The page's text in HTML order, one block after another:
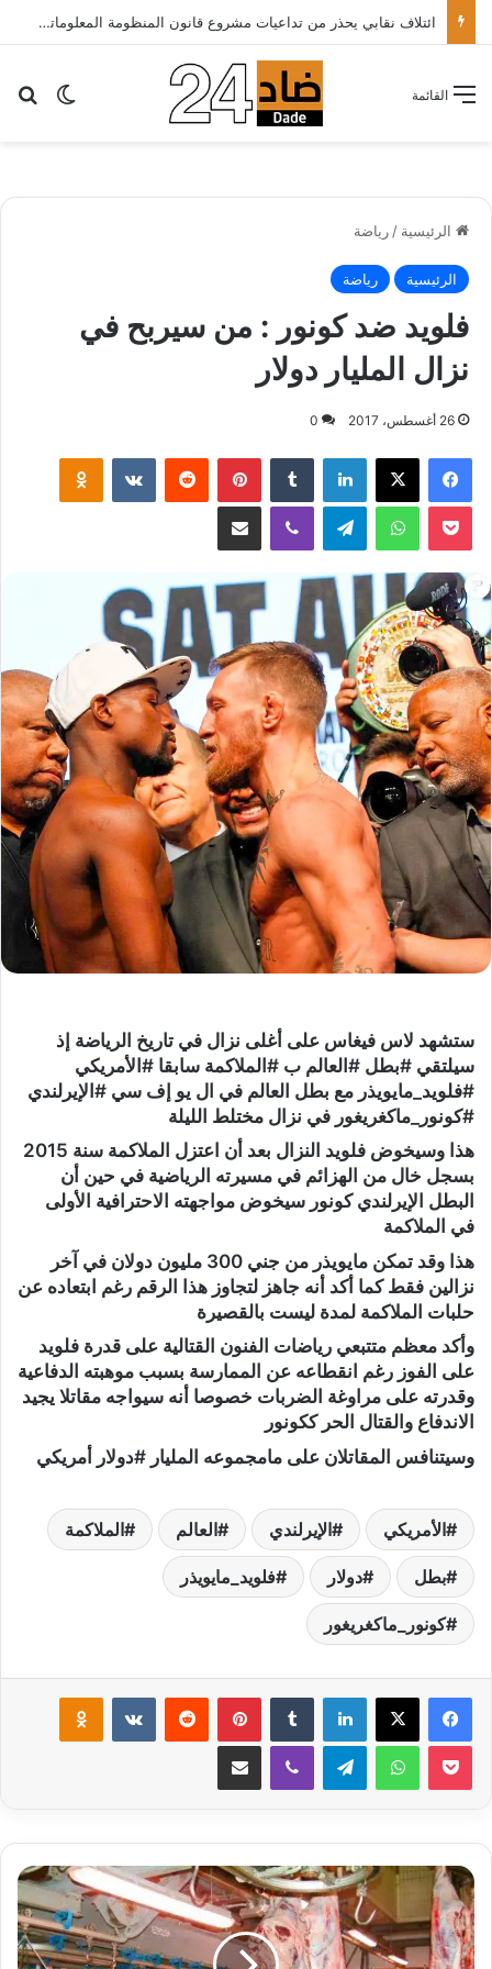
ائتلاف نقابي يحذر من تداعيات مشروع قانون المنظومة المعلوماتية الصحية ويدعو الحكومة إلى إعادة النظر فيه..
الوضع القائمة
الرئيسية / رياضة
الرئيسية رياضة
فلويد ضد كونور : من سيربح في
نزال المليار دولار
26 أغسطس، 2017 0
لينكدإن بينتيريست
واتساب
ستشهد لاس فيغاس على أغلى نزال في تاريخ الرياضة إذ
سيلتقي #بطل #العالم ب #الملاكمة سابقا #الأمريكي
#فلويد_مايويذر مع بطل العالم في ال يو إف سي #الإيرلندي
#كونور_ماكغريغور في نزال مختلط الليلة
هذا وسيخوض فلويد النزال بعد أن اعتزل الملاكمة سنة 2015
بسجل خال من الهزائم في مسيرته الرياضية في حين أن
البطل الإيرلندي كونور سيخوض مواجهته الاحترافية الأولى
في الملاكمة
هذا وقد تمكن مايويذر من جني 300 مليون دولان في آخر
نزالين فقط كما أكد أنه جاهز لتجاوز هذا الرقم رغم ابتعاده عن
حلبات الملاكمة لمدة ليست بالقصيرة
وأكد معظم متتبعي رياضات الفنون القتالية على قدرة فلويد
على الفوز رغم انقطاعه عن الممارسة بسبب موهبته الدفاعية
وقدرته على مراوغة الضربات خصوصا أنه سيواجه مقاتلا يجيد
الاندفاع والقتال الحر ككونور
وسيتنافس المقاتلان على مامجموعه المليار #دولار أمريكي
الأمريكي الإيرلندي العالم الملاكمة
بطل دولار فلويد_مايويذر
كونور_ماكغريغور
لينكدإن بينتيريست
واتساب
ا
ل
م
ج